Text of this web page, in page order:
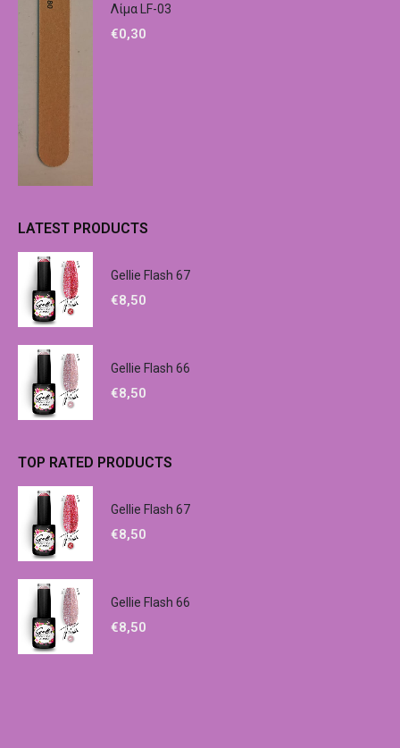
Λίμα LF-03
€0,30
LATEST PRODUCTS
Gellie Flash 67
€8,50
Gellie Flash 66
€8,50
TOP RATED PRODUCTS
Gellie Flash 67
€8,50
Gellie Flash 66
€8,50